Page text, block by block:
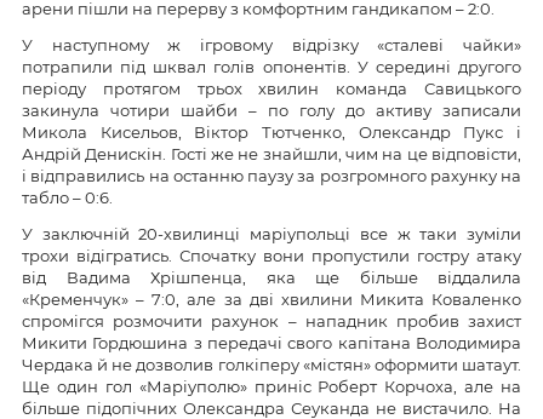
арени пішли на перерву з комфортним гандикапом – 2:0.
У наступному ж ігровому відрізку «сталеві чайки»
потрапили під шквал голів опонентів. У середині другого
періоду протягом трьох хвилин команда Савицького
закинула чотири шайби – по голу до активу записали
Микола Кисельов, Віктор Тютченко, Олександр Пукс і
Андрій Денискін. Гості же не знайшли, чим на це відповісти,
і відправились на останню паузу за розгромного рахунку на
табло – 0:6.
У заключній 20-хвилинці маріупольці все ж таки зуміли
трохи відігратись. Спочатку вони пропустили гостру атаку
від Вадима Хрішпенца, яка ще більше віддалила
«Кременчук» – 7:0, але за дві хвилини Микита Коваленко
спромігся розмочити рахунок – нападник пробив захист
Микити Гордюшина з передачі свого капітана Володимира
Чердака й не дозволив голкіперу «містян» оформити шатаут.
Ще один гол «Маріуполю» приніс Роберт Корчоха, але на
більше підопічних Олександра Сеуканда не вистачило. На